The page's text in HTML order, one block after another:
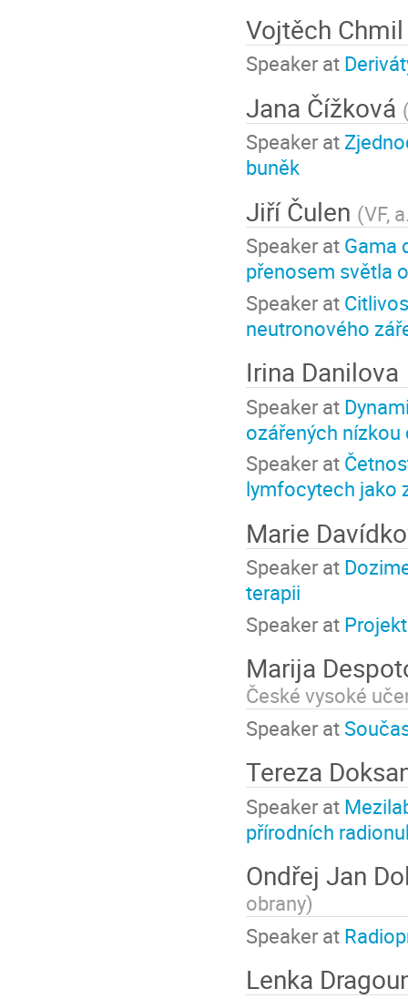
Vojtěch Chmil
Speaker at
Jana Čížková
Speaker at
buněk
Jiří Čulen (VF,
Speaker at Gama
přenosem světla
Speaker at
neutronového
Irina Danilova
Speaker at
ozářených nízkou
Speaker at
lymfocytech jako
Marie
Speaker at
terapii
Speaker at
Marija
České vysoké
Speaker at
Tereza
Speaker at
přírodních
Ondřej Jan
obrany)
Speaker at
Lenka